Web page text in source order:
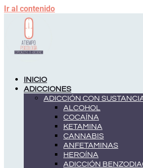
Ir al contenido
INICIO
ADICCIONES
ADICCIÓN CON
ALCOHOL
COCAÍNA
KETAMINA
CANNABIS
ANFETAMINAS
HEROÍNA
ADICCIÓN